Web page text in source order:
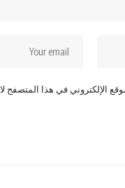
الإلكتروني في هذا المتصفح